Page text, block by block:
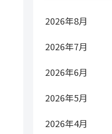
2026年8月
2026年7月
2026年6月
2026年5月
2026年4月